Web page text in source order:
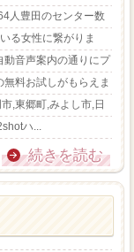
人豊田のセンター数
る女性に繋がりま
動音声案内の通りにプ
料お試しがもらえま
,東郷町,みよし市,日
ハ...
続きを読む